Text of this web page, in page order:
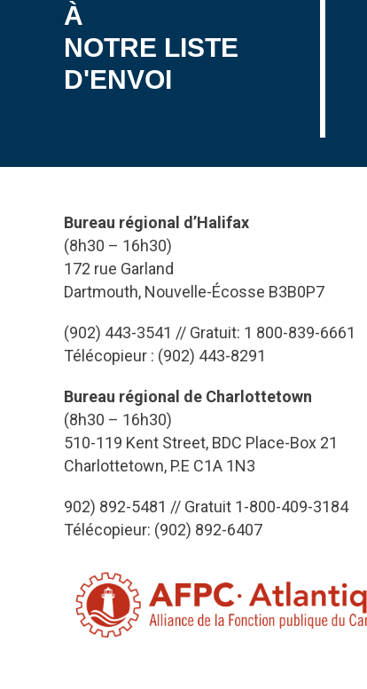
À
NOTRE LISTE
D'ENVOI
Bureau régional d’Halifax
(8h30 – 16h30)
172 rue Garland
Dartmouth, Nouvelle-Écosse B3B0P7
(902) 443-3541 // Gratuit: 1 800-839-6661
Télécopieur : (902) 443-8291
Bureau régional de Charlottetown
(8h30 – 16h30)
510-119 Kent Street, BDC Place-Box 21
Charlottetown, P.E C1A 1N3
902) 892-5481 // Gratuit 1-800-409-3184
Télécopieur: (902) 892-6407